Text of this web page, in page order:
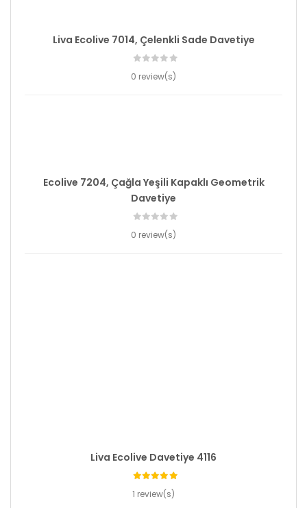
Liva Ecolive 7014, Çelenkli Sade Davetiye
0 review(s)
Ecolive 7204, Çağla Yeşili Kapaklı Geometrik
Davetiye
0 review(s)
Liva Ecolive Davetiye 4116
1 review(s)